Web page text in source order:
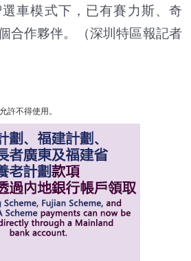
車模式下，已有賽力斯、奇
合作夥伴。（深圳特區報記者
許不得使用。